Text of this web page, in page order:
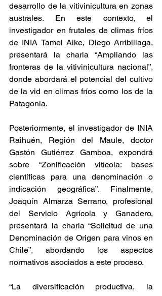
desarrollo de la vitivinicultura en zonas
australes. En este contexto, el
investigador en frutales de climas fríos
de INIA Tamel Aike, Diego Arribillaga,
presentará la charla “Ampliando las
fronteras de la vitivinicultura nacional”,
donde abordará el potencial del cultivo
de la vid en climas fríos como los de la
Patagonia.
Posteriormente, el investigador de INIA
Raihuén, Región del Maule, doctor
Gastón Gutiérrez Gamboa, expondrá
sobre “Zonificación vitícola: bases
científicas para una denominación o
indicación geográfica”. Finalmente,
Joaquín Almarza Serrano, profesional
del Servicio Agrícola y Ganadero,
presentará la charla “Solicitud de una
Denominación de Origen para vinos en
Chile”, abordando los aspectos
normativos asociados a este proceso.
“La diversificación productiva, la